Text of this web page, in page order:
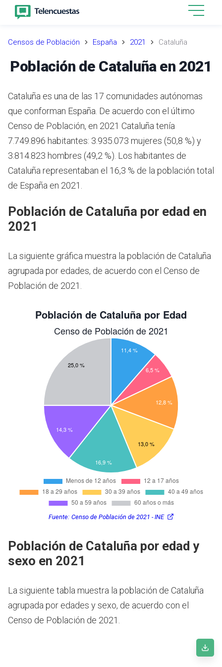
Censos de Población España 2021 Cataluña
Población de Cataluña en 2021
Cataluña es una de las 17 comunidades autónomas
que conforman España. De acuerdo con el último
Censo de Población, en 2021 Cataluña tenía
7.749.896 habitantes: 3.935.073 mujeres (50,8 %) y
3.814.823 hombres (49,2 %). Los habitantes de
Cataluña representaban el 16,3 % de la población total
de España en 2021.
Población de Cataluña por edad en
2021
La siguiente gráfica muestra la población de Cataluña
agrupada por edades, de acuerdo con el Censo de
Población de 2021.
Fuente: Censo de Población de 2021 - INE
Población de Cataluña por edad y
sexo en 2021
La siguiente tabla muestra la población de Cataluña
agrupada por edades y sexo, de acuerdo con el
Censo de Población de 2021.